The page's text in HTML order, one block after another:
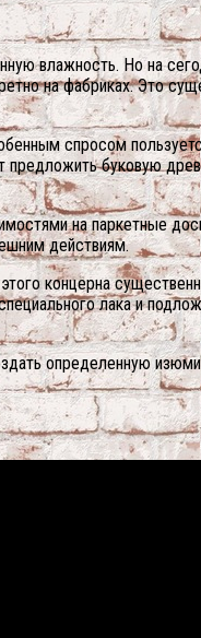
влажность. Но на
на фабриках. Это
спросом
буковую
на паркетные
действиям.
концерна
лака и
определенную